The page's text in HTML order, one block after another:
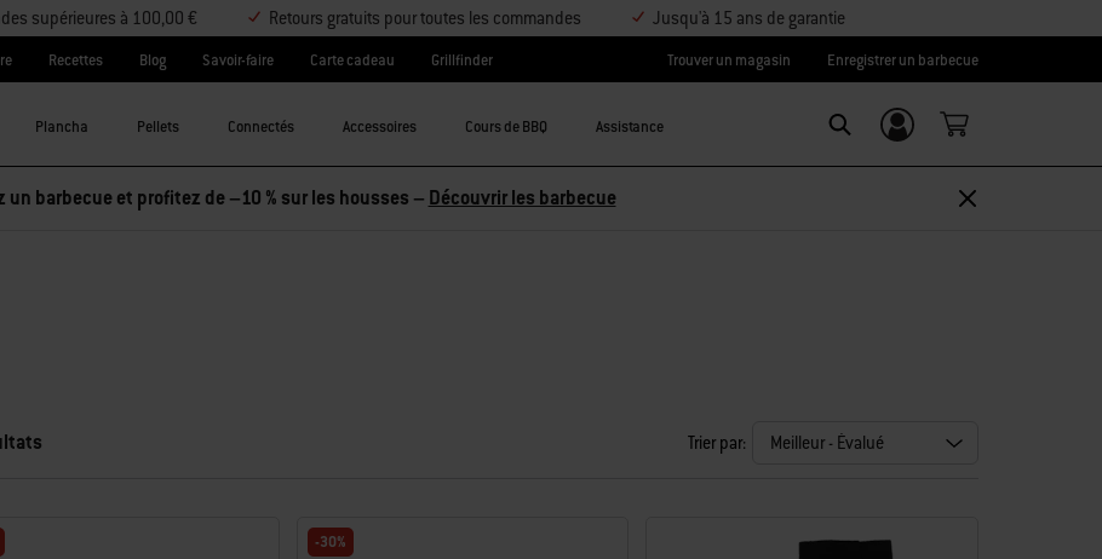
supérieures à 100,00 € Retours gratuits pour toutes les commandes Jusqu'à 15 ans de garantie
Recettes Blog Savoir-faire Carte cadeau Grillfinder Trouver un magasin Enregistrer un barbecue
Plancha Pellets Connectés Accessoires Cours de BBQ Assistance
Se connecter/
S’inscrire
un barbecue et profitez de –10 % sur les housses – Découvrir les barbecue
de nouveaux résultats.
Trier par:
-30%